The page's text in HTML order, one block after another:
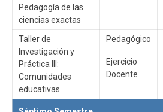
Pedagogía de las
ciencias exactas
Taller de
Investigación y
Práctica III:
Comunidades
educativas
Pedagógico
Ejercicio
Docente